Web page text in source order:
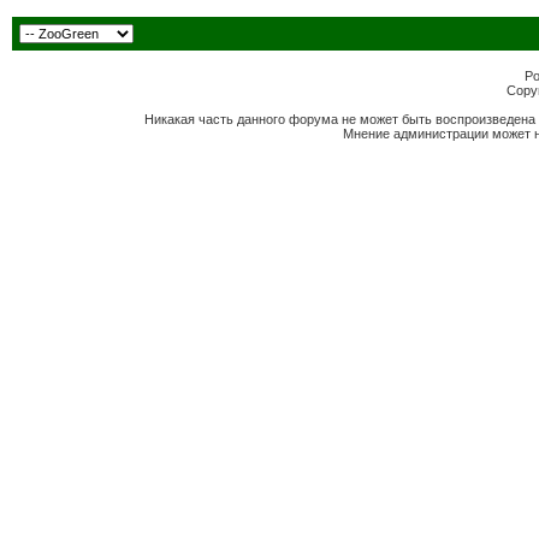
Никакая часть данного форума не может быть
Мнение администрации может